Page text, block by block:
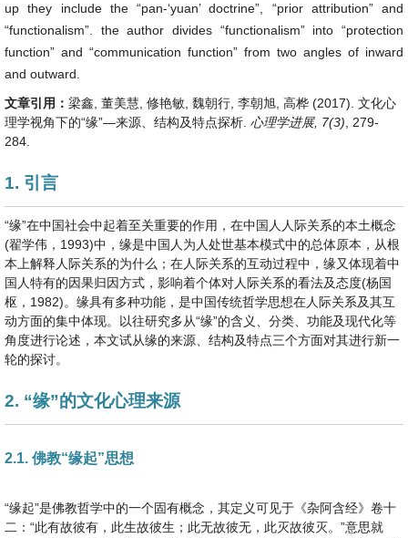
up they include the “pan-‘yuan’ doctrine”, “prior attribution” and
“functionalism”. the author divides “functionalism” into “protection
function” and “communication function” from two angles of inward
and outward.
文章引用： 梁鑫, 董美慧, 修艳敏, 魏朝行, 李朝旭, 高桦 (2017). 文化心
理学视角下的“缘”—来源、结构及特点探析. 心理学进展, 7(3) , 279-
284.
1. 引言
“缘”在中国社会中起着至关重要的作用，在中国人人际关系的本土概念
(翟学伟，1993)中，缘是中国人为人处世基本模式中的总体原本，从根
本上解释人际关系的为什么；在人际关系的互动过程中，缘又体现着中
国人特有的因果归因方式，影响着个体对人际关系的看法及态度(杨国
枢，1982)。缘具有多种功能，是中国传统哲学思想在人际关系及其互
动方面的集中体现。以往研究多从“缘”的含义、分类、功能及现代化等
角度进行论述，本文试从缘的来源、结构及特点三个方面对其进行新一
轮的探讨。
2. “缘”的文化心理来源
2.1. 佛教“缘起”思想
“缘起”是佛教哲学中的一个固有概念，其定义可见于《杂阿含经》卷十
二：“此有故彼有，此生故彼生；此无故彼无，此灭故彼灭。”意思就